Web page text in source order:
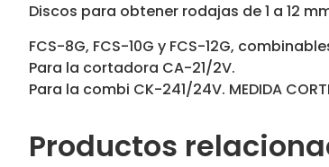
Discos para obtener rodajas de 1 a 12
FCS-8G, FCS-10G y FCS-12G,
Para la cortadora CA-21/2V.
Para la combi CK-241/24V. MEDIDA
Productos